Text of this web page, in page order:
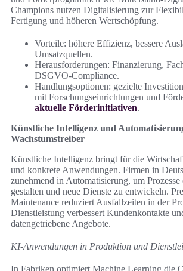
Champions nutzen Digitalisierung zur
Fertigung und höheren Wertschöpfung.
Vorteile: höhere Effizienz, bessere
Umsatzquellen.
Herausforderungen: Finanzierung,
DSGVO-Compliance.
Handlungsoptionen: gezielte
mit Forschungseinrichtungen und
aktuelle Förderinitiativen.
Künstliche Intelligenz und
Wachstumstreiber
Künstliche Intelligenz bringt für die
und konkrete Anwendungen. Firmen in
zunehmend in Automatisierung, um
gestalten und neue Dienste zu entwickeln.
Maintenance reduziert Ausfallzeiten in der
Dienstleistung verbessert Kundenkontakte
datengetriebene Angebote.
KI-Anwendungen in Produktion und